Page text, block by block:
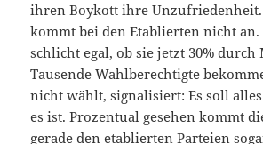
ihren Boykott ihre Unzufriedenheit.
kommt bei den Etablierten nicht
schlicht egal, ob sie jetzt 30%
Tausende Wahlberechtigte
nicht wählt, signalisiert: Es soll
es ist. Prozentual gesehen kommt
gerade den etablierten Parteien